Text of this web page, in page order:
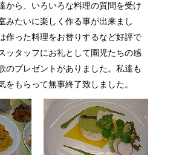
から、いろいろな料理の質問を受け
みたいに楽しく作る事が出来まし
作った料理をお替りするなど好評で
ッタッフにお礼として園児たちの感
のプレゼントがありました。私達も
をもらって無事終了致しました。